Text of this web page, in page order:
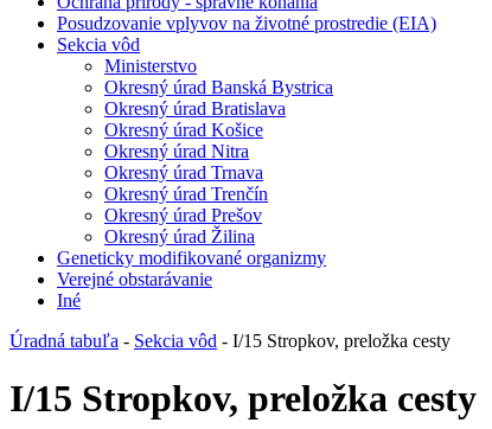
Posudzovanie vplyvov na životné prostredie (EIA)
Sekcia vôd
Ministerstvo
Okresný úrad Banská Bystrica
Okresný úrad Bratislava
Okresný úrad Košice
Okresný úrad Nitra
Okresný úrad Trnava
Okresný úrad Trenčín
Okresný úrad Prešov
Okresný úrad Žilina
Geneticky modifikované organizmy
Verejné obstarávanie
Iné
Úradná tabuľa - Sekcia vôd - I/15 Stropkov, preložka cesty
I/15 Stropkov, preložka cesty